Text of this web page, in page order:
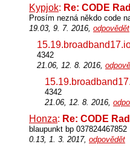
Kypjok: Re: CODE
Prosím nezná někdo code
19.03, 9. 7. 2016, odpovědět
4342
21.06, 12. 8. 2016,
4342
21.06, 12. 8. 2016,
Honza: Re: CODE
blaupunkt bp
0.13, 1. 3. 2017, odpovědět